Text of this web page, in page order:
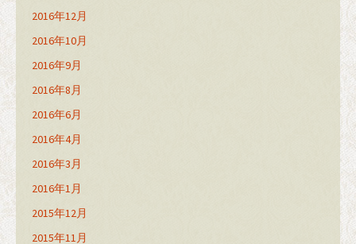
2016年12月
2016年10月
2016年9月
2016年8月
2016年6月
2016年4月
2016年3月
2016年1月
2015年12月
2015年11月